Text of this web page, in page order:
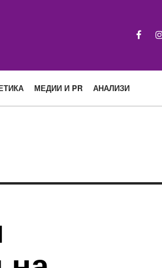
МЕДИИ И PR АНАЛИЗИ